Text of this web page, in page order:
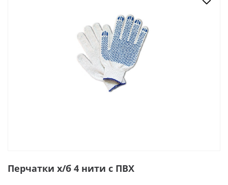
Перчатки х/б 4 нити с ПВХ